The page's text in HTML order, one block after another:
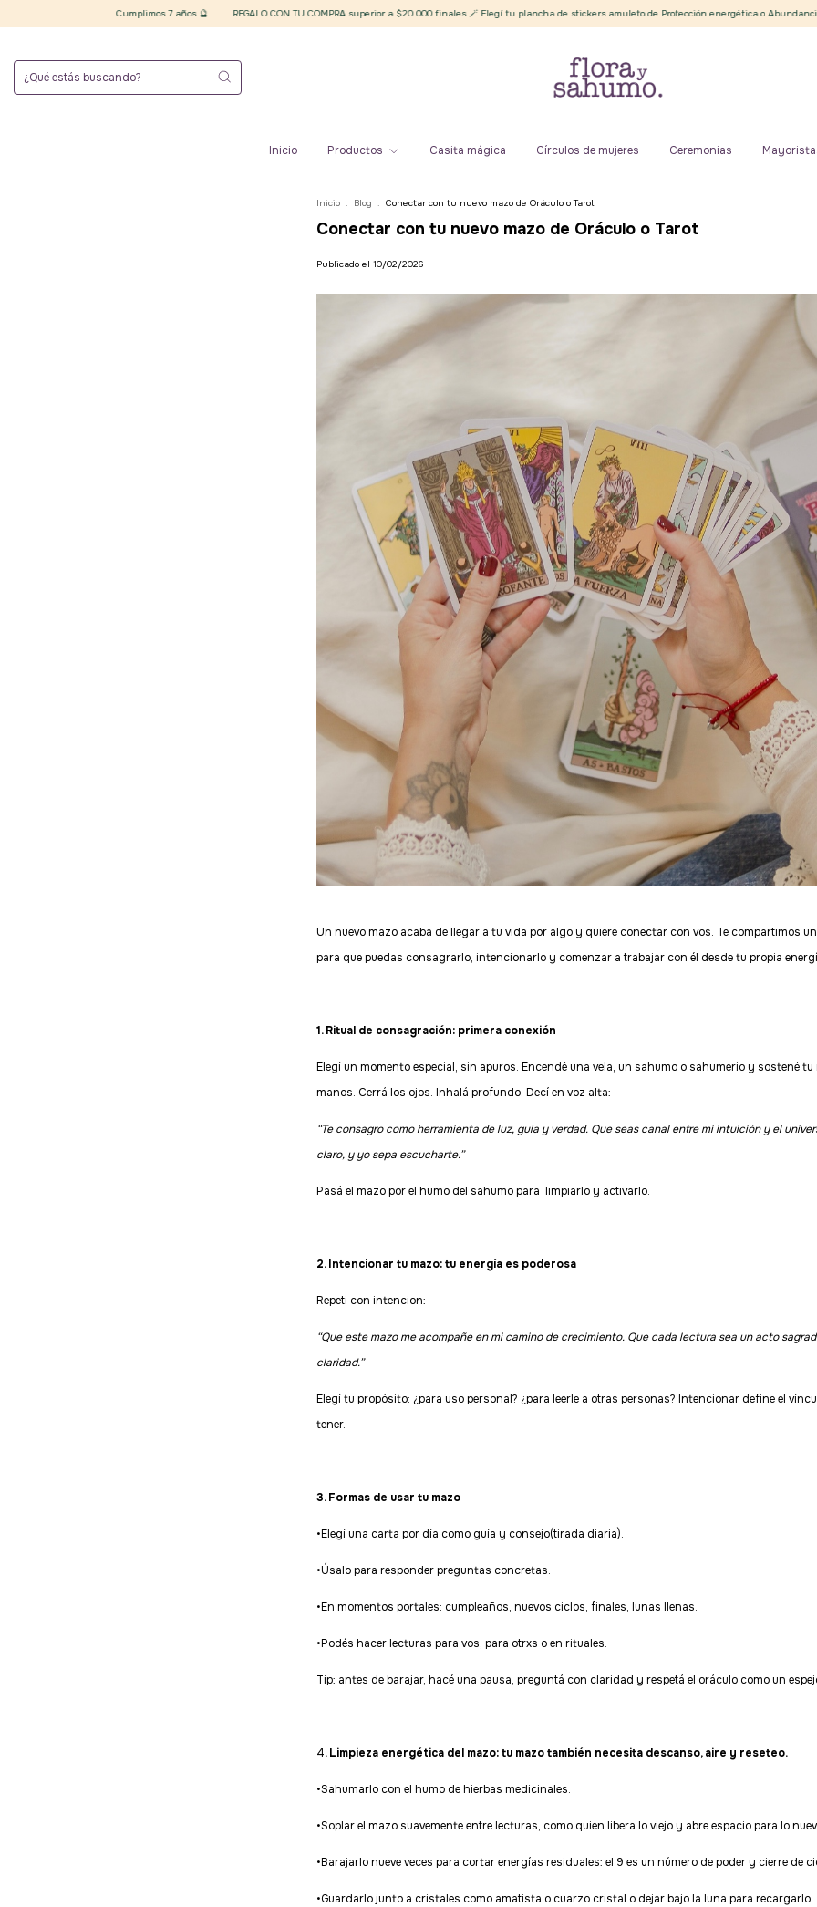
Cumplimos 7 años 🔮 REGALO CON TU COMPRA superior a $20.000 finales 🪄 Elegí tu plancha de stickers amuleto de Protección energética o Abundancia ✨
Inicio Productos Casita mágica Círculos de mujeres Ceremonias
Inicio . Blog . Conectar con tu nuevo mazo de Oráculo o Tarot
Conectar con tu nuevo mazo de Oráculo o Tarot
Publicado el 10/02/2026
Un nuevo mazo acaba de llegar a tu vida por algo y quiere conectar con vos. Te compartimos
para que puedas consagrarlo, intencionarlo y comenzar a trabajar con él desde tu propia
1. Ritual de consagración: primera conexión
Elegí un momento especial, sin apuros. Encendé una vela, un sahumo o sahumerio y sostené tu
manos. Cerrá los ojos. Inhalá profundo. Decí en voz alta:
“Te consagro como herramienta de luz, guía y verdad. Que seas canal entre mi intuición y el
claro, y yo sepa escucharte.”
Pasá el mazo por el humo del sahumo para limpiarlo y activarlo.
2. Intencionar tu mazo: tu energía es poderosa
Repeti con intencion:
“Que este mazo me acompañe en mi camino de crecimiento. Que cada lectura sea un acto
claridad.”
Elegí tu propósito: ¿para uso personal? ¿para leerle a otras personas? Intencionar define el
tener.
3. Formas de usar tu mazo
•Elegí una carta por día como guía y consejo(tirada diaria).
•Úsalo para responder preguntas concretas.
•En momentos portales: cumpleaños, nuevos ciclos, finales, lunas llenas.
•Podés hacer lecturas para vos, para otrxs o en rituales.
Tip: antes de barajar, hacé una pausa, preguntá con claridad y respetá el oráculo como un
4. Limpieza energética del mazo: tu mazo también necesita descanso, aire y reseteo.
•Sahumarlo con el humo de hierbas medicinales.
•Soplar el mazo suavemente entre lecturas, como quien libera lo viejo y abre espacio para lo
•Barajarlo nueve veces para cortar energías residuales: el 9 es un número de poder y cierre de
•Guardarlo junto a cristales como amatista o cuarzo cristal o dejar bajo la luna para recargarlo.